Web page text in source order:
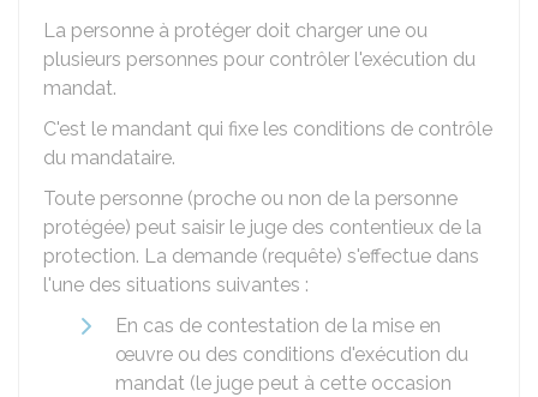
La personne à protéger doit charger une ou
plusieurs personnes pour contrôler l'exécution du
mandat.
C'est le mandant qui fixe les conditions de contrôle
du mandataire.
Toute personne (proche ou non de la personne
protégée) peut saisir le juge des contentieux de la
protection. La demande (requête) s'effectue dans
l'une des situations suivantes :
En cas de contestation de la mise en
œuvre ou des conditions d'exécution du
mandat (le juge peut à cette occasion